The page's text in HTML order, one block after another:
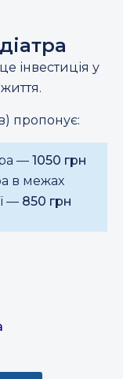
інвестиція у
пропонує:
— 1050 грн
в межах
— 850 грн